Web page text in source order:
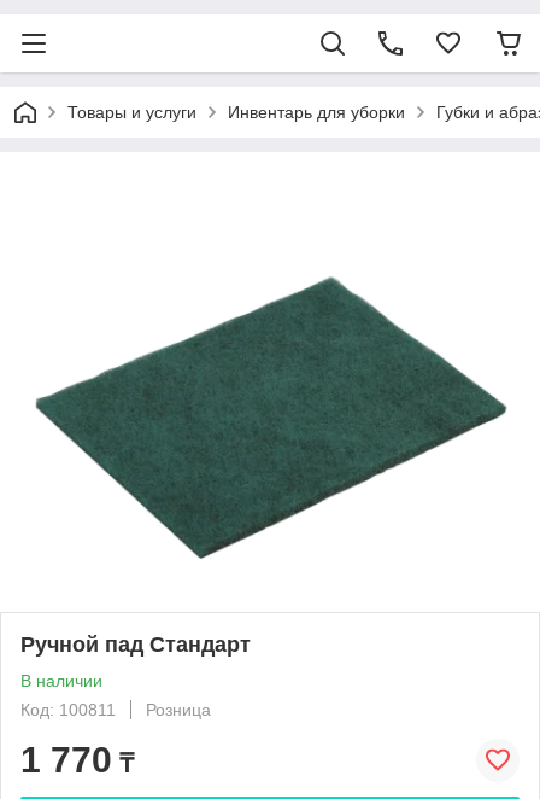
Товары и услуги Инвентарь для уборки Губки и
Ручной пад Стандарт
В наличии
Код: 100811
Розница
1 770 ₸